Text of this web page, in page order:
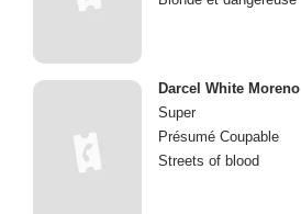
Darcel White Moreno
Super
Présumé Coupable
Streets of blood